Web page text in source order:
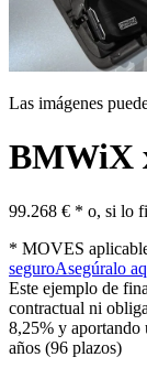
Las imágenes
BMWiX
99.268 € * o, si lo
* MOVES
seguroAsegúralo
Este ejemplo de
contractual ni
8,25% y aportando
años (96 plazos)